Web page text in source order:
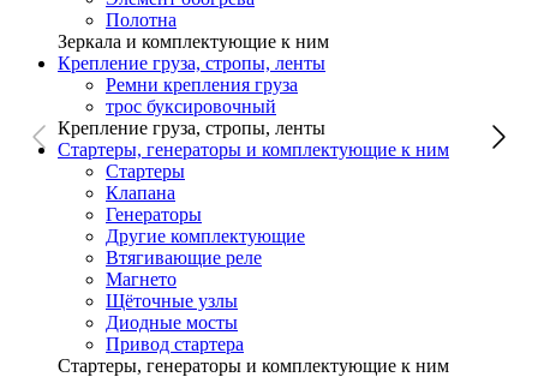
Полотна
Зеркала и комплектующие к ним
Крепление груза, стропы, ленты
Ремни крепления груза
трос буксировочный
Крепление груза, стропы, ленты
Стартеры, генераторы и комплектующие к ним
Стартеры
Клапана
Генераторы
Другие комплектующие
Втягивающие реле
Магнето
Щёточные узлы
Диодные мосты
Привод стартера
Стартеры, генераторы и комплектующие к ним